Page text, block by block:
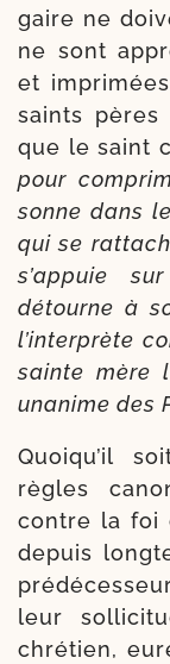
gaire ne
ne sont
et
saints pères
que le saint
pour
sonne dans
qui se
s’ap­puie
détourne à
l’in­ter­prète
sainte mère
una­nime des
Quoiqu’il
règles
contre la foi
depuis
leur
chré­tien,